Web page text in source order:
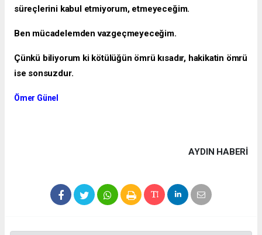
süreçlerini kabul etmiyorum, etmeyeceğim.
Ben mücadelemden vazgeçmeyeceğim.
Çünkü biliyorum ki kötülüğün ömrü kısadır, hakikatin ömrü
ise sonsuzdur.
Ömer Günel
AYDIN HABERİ